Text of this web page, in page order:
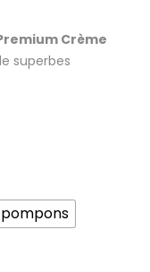
Crème
superbes